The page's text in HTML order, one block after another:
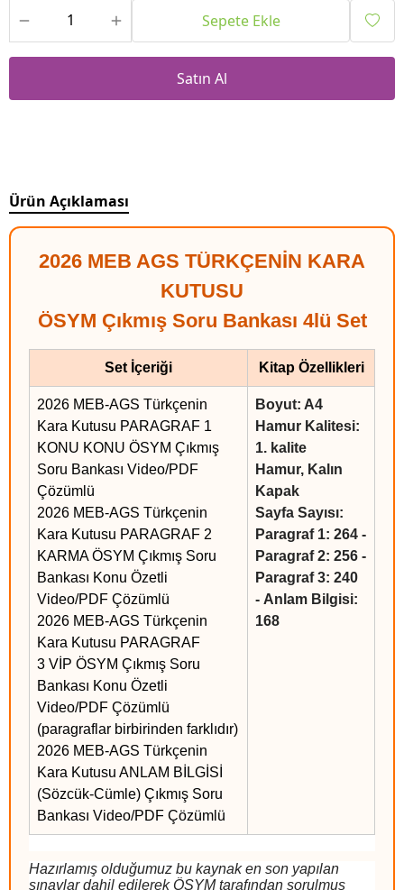
Sepete Ekle
Satın Al
Ürün Açıklaması
2026 MEB AGS TÜRKÇENİN KARA
KUTUSU
ÖSYM Çıkmış Soru Bankası 4lü Set
Set İçeriği Kitap Özellikleri
2026 MEB-AGS Türkçenin
Kara Kutusu PARAGRAF 1
KONU KONU ÖSYM Çıkmış
Soru Bankası Video/PDF
Çözümlü
2026 MEB-AGS Türkçenin
Kara Kutusu PARAGRAF 2
KARMA ÖSYM Çıkmış Soru
Bankası Konu Özetli
Video/PDF Çözümlü
2026 MEB-AGS Türkçenin
Kara Kutusu PARAGRAF
3 VİP ÖSYM Çıkmış Soru
Bankası Konu Özetli
Video/PDF Çözümlü
(paragraflar birbirinden farklıdır)
2026 MEB-AGS Türkçenin
Kara Kutusu ANLAM BİLGİSİ
(Sözcük-Cümle) Çıkmış Soru
Bankası Video/PDF Çözümlü
Boyut: A4
Hamur Kalitesi:
1. kalite
Hamur, Kalın
Kapak
Sayfa Sayısı:
Paragraf 1: 264 -
Paragraf 2: 256 -
Paragraf 3: 240
- Anlam Bilgisi:
168
Hazırlamış olduğumuz bu kaynak en son yapılan
sınavlar dahil edilerek ÖSYM tarafından sorulmuş